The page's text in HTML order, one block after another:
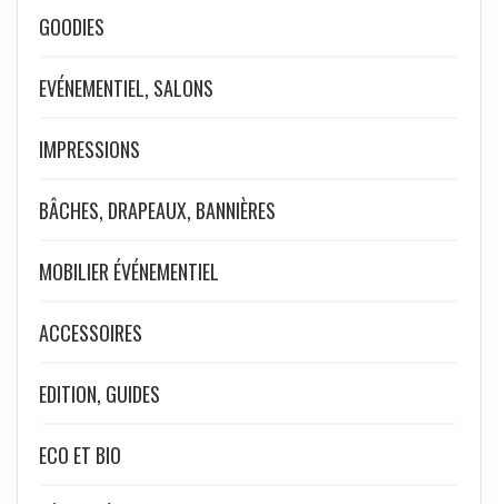
GOODIES
EVÉNEMENTIEL, SALONS
IMPRESSIONS
BÂCHES, DRAPEAUX, BANNIÈRES
MOBILIER ÉVÉNEMENTIEL
ACCESSOIRES
EDITION, GUIDES
ECO ET BIO